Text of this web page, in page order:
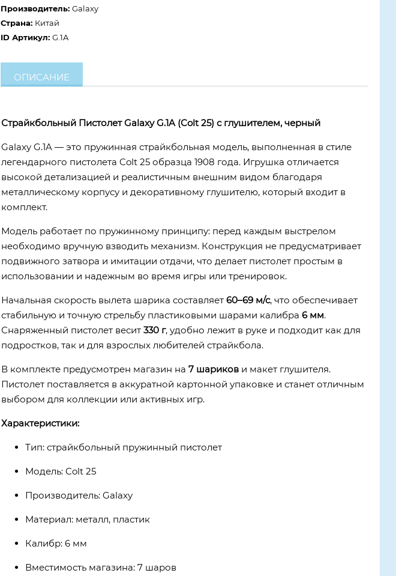
Производитель: Galaxy
Страна: Китай
ID Артикул: G.1A
ОПИСАНИЕ
Страйкбольный Пистолет Galaxy G.1A (Colt 25) с глушителем, черный
Galaxy G.1A — это пружинная страйкбольная модель, выполненная в стиле
легендарного пистолета Colt 25 образца 1908 года. Игрушка отличается
высокой детализацией и реалистичным внешним видом благодаря
металлическому корпусу и декоративному глушителю, который входит в
комплект.
Модель работает по пружинному принципу: перед каждым выстрелом
необходимо вручную взводить механизм. Конструкция не предусматривает
подвижного затвора и имитации отдачи, что делает пистолет простым в
использовании и надежным во время игры или тренировок.
Начальная скорость вылета шарика составляет 60–69 м/с, что обеспечивает
стабильную и точную стрельбу пластиковыми шарами калибра 6 мм.
Снаряженный пистолет весит 330 г, удобно лежит в руке и подходит как для
подростков, так и для взрослых любителей страйкбола.
В комплекте предусмотрен магазин на 7 шарикови макет глушителя.
Пистолет поставляется в аккуратной картонной упаковке и станет отличным
выбором для коллекции или активных игр.
Характеристики:
Тип: страйкбольный пружинный пистолет
Модель: Colt 25
Производитель: Galaxy
Материал: металл, пластик
Калибр: 6 мм
Вместимость магазина: 7 шаров